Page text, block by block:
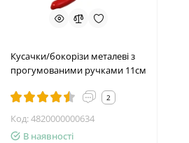
Кусачки/бокорізи металеві з
прогумованими ручками 11см
2
Код:4820000000634
В наявності